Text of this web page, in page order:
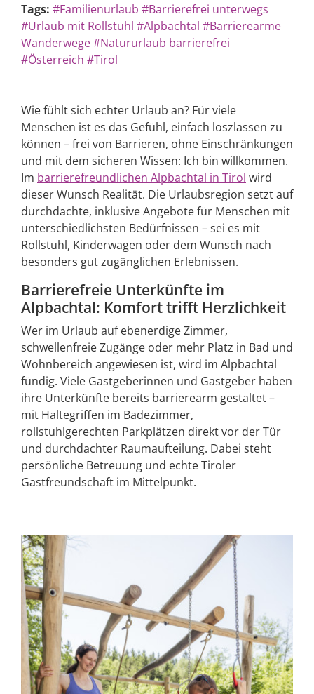
Tags: #Familienurlaub #Barrierefrei unterwegs
#Urlaub mit Rollstuhl #Alpbachtal #Barrierearme
Wanderwege#Natururlaub barrierefrei
#Österreich #Tirol
Wie fühlt sich echter Urlaub an? Für viele
Menschen ist es das Gefühl, einfach loszlassen zu
können – frei von Barrieren, ohne Einschränkungen
und mit dem sicheren Wissen: Ich bin willkommen.
Im barrierefreundlichen Alpbachtal in Tirol wird
dieser Wunsch Realität. Die Urlaubsregion setzt auf
durchdachte, inklusive Angebote für Menschen mit
unterschiedlichsten Bedürfnissen – sei es mit
Rollstuhl, Kinderwagen oder dem Wunsch nach
besonders gut zugänglichen Erlebnissen.
Barrierefreie Unterkünfte im
Alpbachtal: Komfort trifft Herzlichkeit
Wer im Urlaub auf ebenerdige Zimmer,
schwellenfreie Zugänge oder mehr Platz in Bad und
Wohnbereich angewiesen ist, wird im Alpbachtal
fündig. Viele Gastgeberinnen und Gastgeber haben
ihre Unterkünfte bereits barrierearm gestaltet –
mit Haltegriffen im Badezimmer,
rollstuhlgerechten Parkplätzen direkt vor der Tür
und durchdachter Raumaufteilung. Dabei steht
persönliche Betreuung und echte Tiroler
Gastfreundschaft im Mittelpunkt.